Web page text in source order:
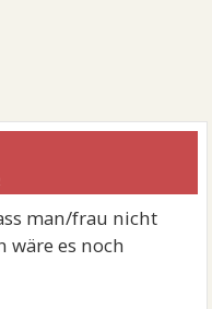
man/frau nicht
wäre es noch